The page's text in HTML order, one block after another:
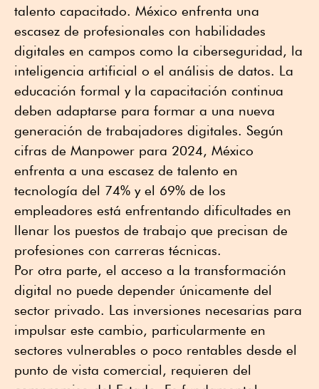
talento capacitado. México enfrenta una
escasez de profesionales con habilidades
digitales en campos como la ciberseguridad, la
inteligencia artificial o el análisis de datos. La
educación formal y la capacitación continua
deben adaptarse para formar a una nueva
generación de trabajadores digitales. Según
cifras de Manpower para 2024, México
enfrenta a una escasez de talento en
tecnología del 74% y el 69% de los
empleadores está enfrentando dificultades en
llenar los puestos de trabajo que precisan de
profesiones con carreras técnicas.
Por otra parte, el acceso a la transformación
digital no puede depender únicamente del
sector privado. Las inversiones necesarias para
impulsar este cambio, particularmente en
sectores vulnerables o poco rentables desde el
punto de vista comercial, requieren del